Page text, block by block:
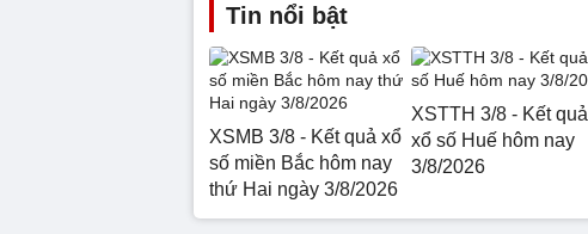
Tin nổi bật
XSMB 3/8 - Kết quả xổ
số miền Bắc hôm nay
thứ Hai ngày 3/8/2026
XSTTH 3/8 - Kết quả
xổ số Huế hôm nay
3/8/2026